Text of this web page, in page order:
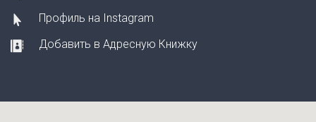
Профиль на Instagram
Добавить в Адресную Книжку